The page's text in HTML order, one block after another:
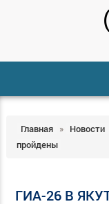
Главная » Новости
пройдены
ГИА-26 В